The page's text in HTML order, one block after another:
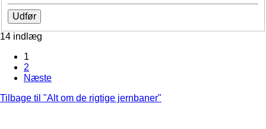
14 indlæg
1
2
Næste
Tilbage til "Alt om de rigtige jernbaner"